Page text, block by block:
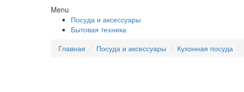
Menu
Посуда и аксессуары
Бытовая техника
Главная
Посуда и аксессуары Кухонная посуда